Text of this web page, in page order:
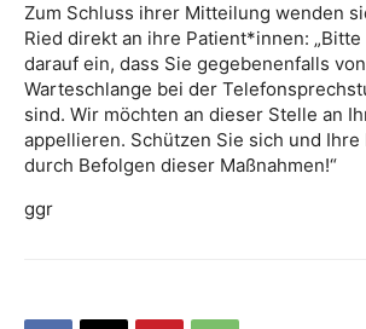
Zum Schluss ihrer Mitteilung wenden
Ried direkt an ihre Patient*innen:
darauf ein, dass Sie gegebenenfalls
Warteschlange bei der
sind. Wir möchten an dieser Stelle an
appellieren. Schützen Sie sich und Ihre
durch Befolgen dieser Maßnahmen!“
ggr